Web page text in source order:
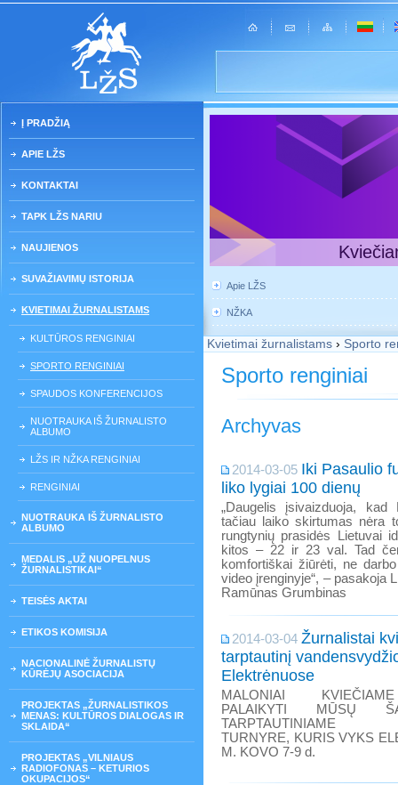
Į PRADŽIĄ
APIE LŽS
KONTAKTAI
TAPK LŽS NARIU
NAUJIENOS
SUVAŽIAVIMŲ ISTORIJA
KVIETIMAI ŽURNALISTAMS
KULTŪROS RENGINIAI
SPORTO RENGINIAI
SPAUDOS KONFERENCIJOS
NUOTRAUKA IŠ ŽURNALISTO
ALBUMO
LŽS IR NŽKA RENGINIAI
RENGINIAI
NUOTRAUKA IŠ ŽURNALISTO
ALBUMO
MEDALIS „UŽ NUOPELNUS
ŽURNALISTIKAI“
TEISĖS AKTAI
ETIKOS KOMISIJA
NACIONALINĖ ŽURNALISTŲ
KŪRĖJŲ ASOCIACIJA
PROJEKTAS „ŽURNALISTIKOS
MENAS: KULTŪROS DIALOGAS IR
SKLAIDA“
PROJEKTAS „VILNIAUS
RADIOFONAS – KETURIOS
OKUPACIJOS“
Apie LŽS
NŽKA
Kvietimai žurnalistams › Sporto
Sporto renginiai
Archyvas
2014-03-05 Iki Pasaulio
liko lygiai 100 dienų
„Daugelis įsivaizduoja,
tačiau laiko skirtumas nėra
rungtynių prasidės Lietuvai
kitos – 22 ir 23 val. Tad
komfortiškai žiūrėti, ne
video įrenginyje“, – pasakoja
Ramūnas Grumbinas
2014-03-04 Žurnalistai
tarptautinį
Elektrėnuose
MALONIAI
PALAIKYTI MŪSŲ
TARPTAUTINIAME
TURNYRE, KURIS VYKS
M. KOVO 7-9 d.